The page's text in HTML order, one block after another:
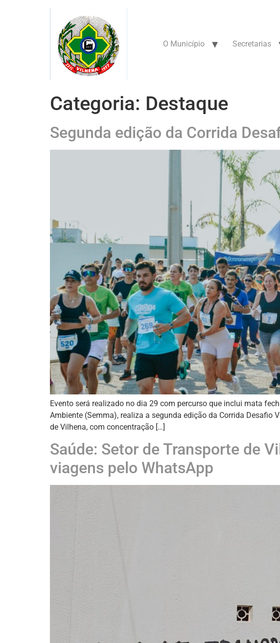
O Município Secretarias
Categoria: Destaque
Segunda edição da Corrida
Evento será realizado no dia 29 com percurso que inclui mata
Ambiente (Semma), realiza a segunda edição da Corrida
de Vilhena, com concentração […]
Saúde: Setor de Transporte de
viagens pelo WhatsApp